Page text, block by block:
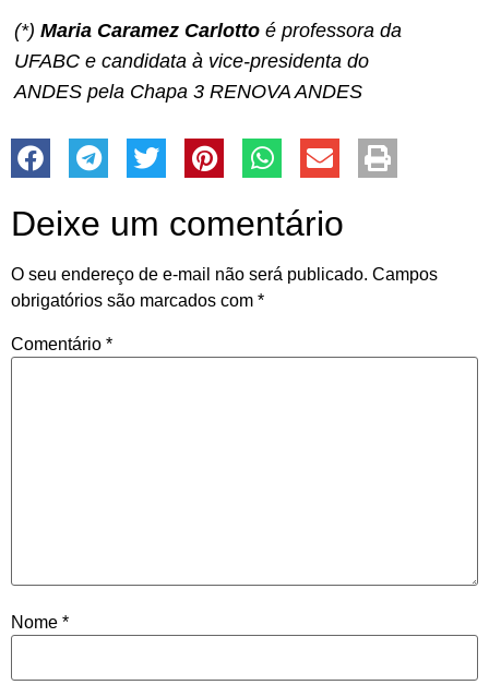
(*) Maria Caramez Carlotto é professora da
UFABC e candidata à vice-presidenta do
ANDES pela Chapa 3 RENOVA ANDES
Deixe um comentário
O seu endereço de e-mail não será publicado. Campos
obrigatórios são marcados com *
Comentário *
Nome *